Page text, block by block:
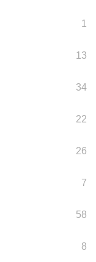
1
13
34
22
26
7
58
8